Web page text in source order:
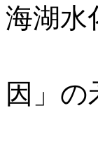
海湖水
6 日
因」
小